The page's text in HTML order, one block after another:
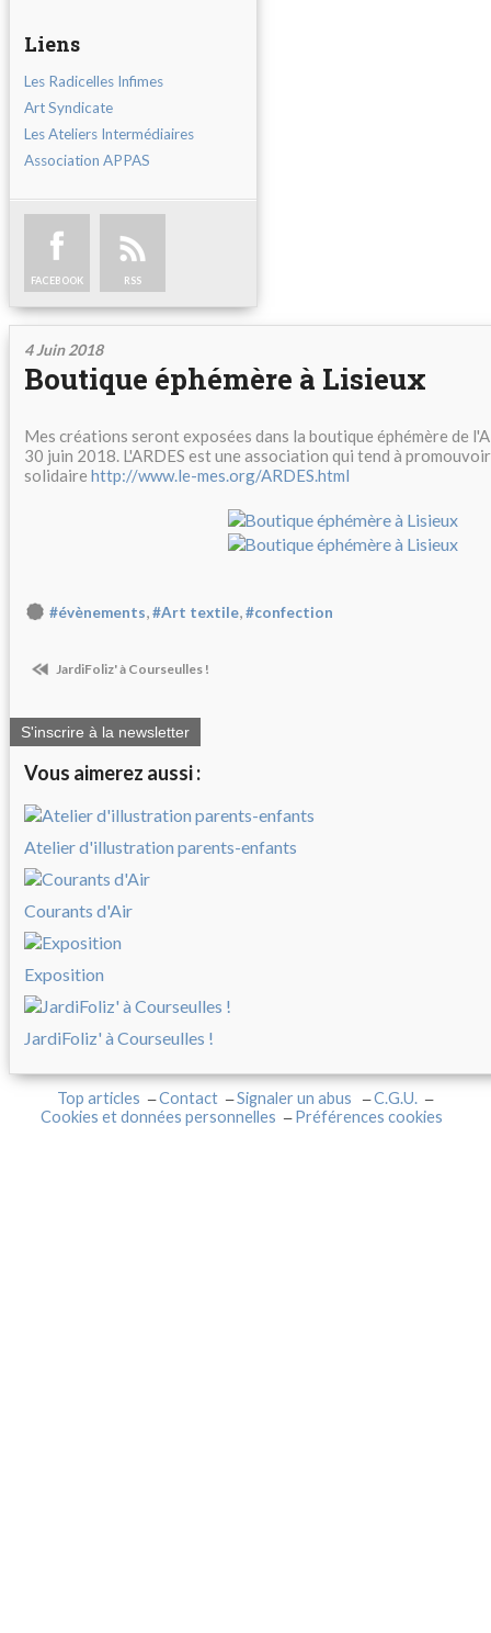
Liens
Les Radicelles Infimes
Art Syndicate
Les Ateliers Intermédiaires
Association APPAS
FACEBOOK RSS
4 Juin 2018
Boutique éphémère à Lisieux
Mes créations seront exposées dans la boutique éphémère de
30 juin 2018. L'ARDES est une association qui tend à
solidaire http://www.le-mes.org/ARDES.html
#évènements,#Art textile,#confection
JardiFoliz' à Courseulles !
S'inscrire à la newsletter
Vous aimerez aussi :
Atelier d'illustration parents-enfants
Courants d'Air
Exposition
JardiFoliz' à Courseulles !
Top articles Contact Signaler un abus
C.G.U.
Cookies et données personnelles
Préférences cookies